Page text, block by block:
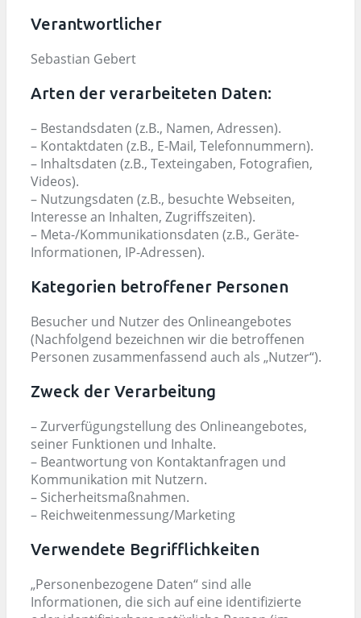
Verantwortlicher
Sebastian Gebert
Arten der verarbeiteten Daten:
– Bestandsdaten (z.B., Namen, Adressen).
– Kontaktdaten (z.B., E-Mail, Telefonnummern).
– Inhaltsdaten (z.B., Texteingaben, Fotografien,
Videos).
– Nutzungsdaten (z.B., besuchte Webseiten,
Interesse an Inhalten, Zugriffszeiten).
– Meta-/Kommunikationsdaten (z.B., Geräte-
Informationen, IP-Adressen).
Kategorien betroffener Personen
Besucher und Nutzer des Onlineangebotes
(Nachfolgend bezeichnen wir die betroffenen
Personen zusammenfassend auch als „Nutzer“).
Zweck der Verarbeitung
– Zurverfügungstellung des Onlineangebotes,
seiner Funktionen und Inhalte.
– Beantwortung von Kontaktanfragen und
Kommunikation mit Nutzern.
– Sicherheitsmaßnahmen.
– Reichweitenmessung/Marketing
Verwendete Begrifflichkeiten
„Personenbezogene Daten“ sind alle
Informationen, die sich auf eine identifizierte